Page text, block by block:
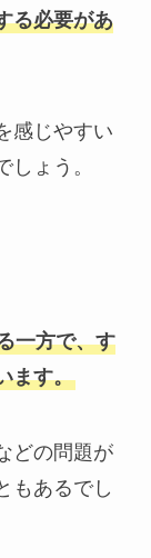
る必要があ
感じやすい
ょう。
一方で、す
ます。
どの問題が
もあるでし